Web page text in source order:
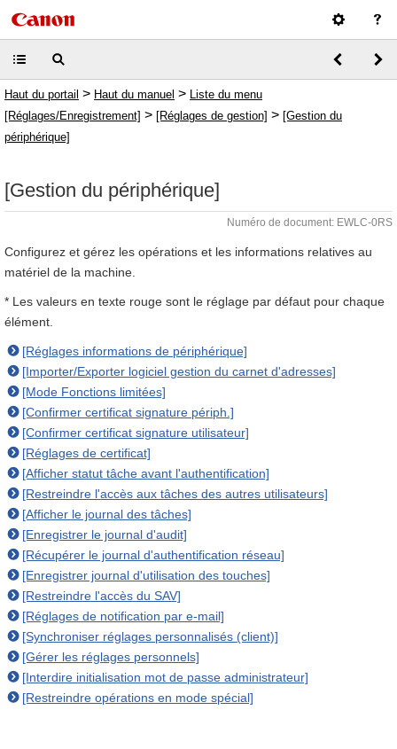
Haut du portail > Haut du manuel > Liste du menu
[Réglages/Enregistrement] > [Réglages de gestion] > [Gestion du
périphérique]
[Gestion du périphérique]
Numéro de document: EWLC-0RS
Configurez et gérez les opérations et les informations relatives au
matériel de la machine.
* Les valeurs en texte rouge sont le réglage par défaut pour chaque
élément.
[Réglages informations de périphérique]
[Importer/Exporter logiciel gestion du carnet d'adresses]
[Mode Fonctions limitées]
[Confirmer certificat signature périph.]
[Confirmer certificat signature utilisateur]
[Réglages de certificat]
[Afficher statut tâche avant l'authentification]
[Restreindre l'accès aux tâches des autres utilisateurs]
[Afficher le journal des tâches]
[Enregistrer le journal d'audit]
[Récupérer le journal d'authentification réseau]
[Enregistrer journal d'utilisation des touches]
[Restreindre l'accès du SAV]
[Réglages de notification par e-mail]
[Synchroniser réglages personnalisés (client)]
[Gérer les réglages personnels]
[Interdire initialisation mot de passe administrateur]
[Restreindre opérations en mode spécial]